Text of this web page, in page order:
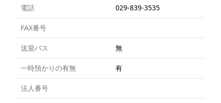
電話 029-839-3535
FAX番号
送迎バス 無
一時預かりの有無 有
法人番号